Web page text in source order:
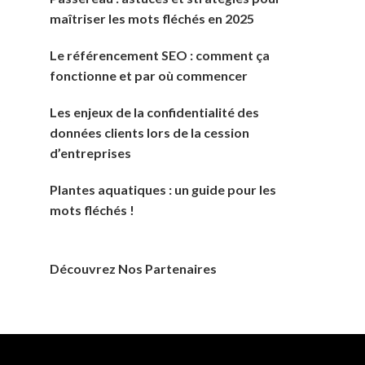
maîtriser les mots fléchés en 2025
Le référencement SEO : comment ça
fonctionne et par où commencer
Les enjeux de la confidentialité des
données clients lors de la cession
d’entreprises
Plantes aquatiques : un guide pour les
mots fléchés !
Découvrez Nos Partenaires